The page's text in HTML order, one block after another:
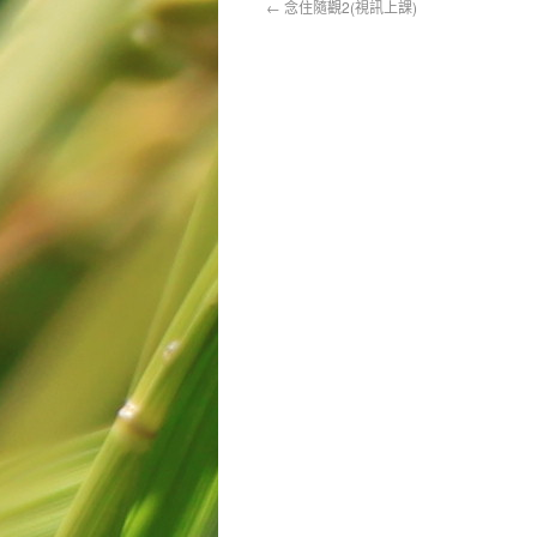
← 念住隨觀2(視訊上課)